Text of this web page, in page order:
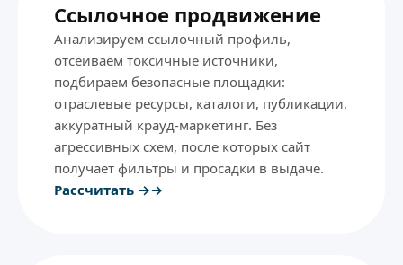
Ссылочное продвижение
Анализируем ссылочный профиль,
отсеиваем токсичные источники,
подбираем безопасные площадки:
отраслевые ресурсы, каталоги, публикации,
аккуратный крауд-маркетинг. Без
агрессивных схем, после которых сайт
получает фильтры и просадки в выдаче.
Рассчитать →